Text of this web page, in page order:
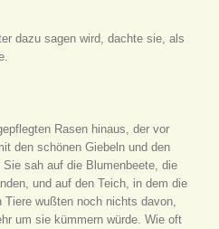
dazu sagen wird, dachte sie, als
Rasen hinaus, der vor
den schönen Giebeln und den
sah auf die Blumenbeete, die
und auf den Teich, in dem die
wußten noch nichts davon,
um sie kümmern würde. Wie oft